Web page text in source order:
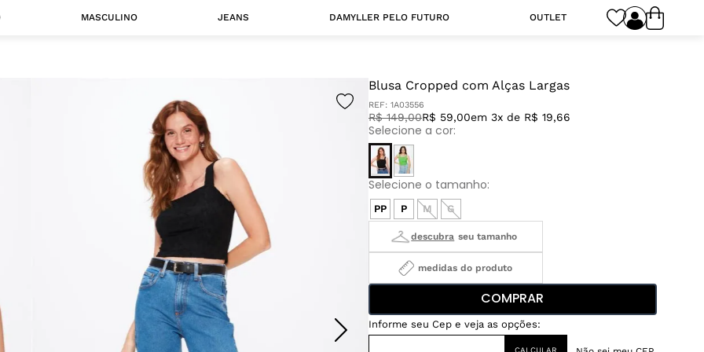
MASCULINO JEANS DAMYLLER PELO FUTURO OUTLET
Blusa Cropped com Alças Largas
REF: 1A03556
R$ 149,00R$ 59,00em 3x de R$ 19,66
PP P M G
medidas do produto
COMPRAR